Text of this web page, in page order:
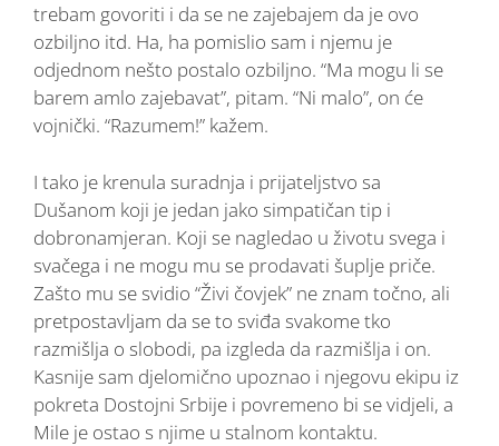
trebam govoriti i da se ne zajebajem da je ovo
ozbiljno itd. Ha, ha pomislio sam i njemu je
odjednom nešto postalo ozbiljno. “Ma mogu li se
barem amlo zajebavat”, pitam. “Ni malo”, on će
vojnički. “Razumem!” kažem.
I tako je krenula suradnja i prijateljstvo sa
Dušanom koji je jedan jako simpatičan tip i
dobronamjeran. Koji se nagledao u životu svega i
svačega i ne mogu mu se prodavati šuplje priče.
Zašto mu se svidio “Živi čovjek” ne znam točno, ali
pretpostavljam da se to sviđa svakome tko
razmišlja o slobodi, pa izgleda da razmišlja i on.
Kasnije sam djelomično upoznao i njegovu ekipu iz
pokreta Dostojni Srbije i povremeno bi se vidjeli, a
Mile je ostao s njime u stalnom kontaktu.